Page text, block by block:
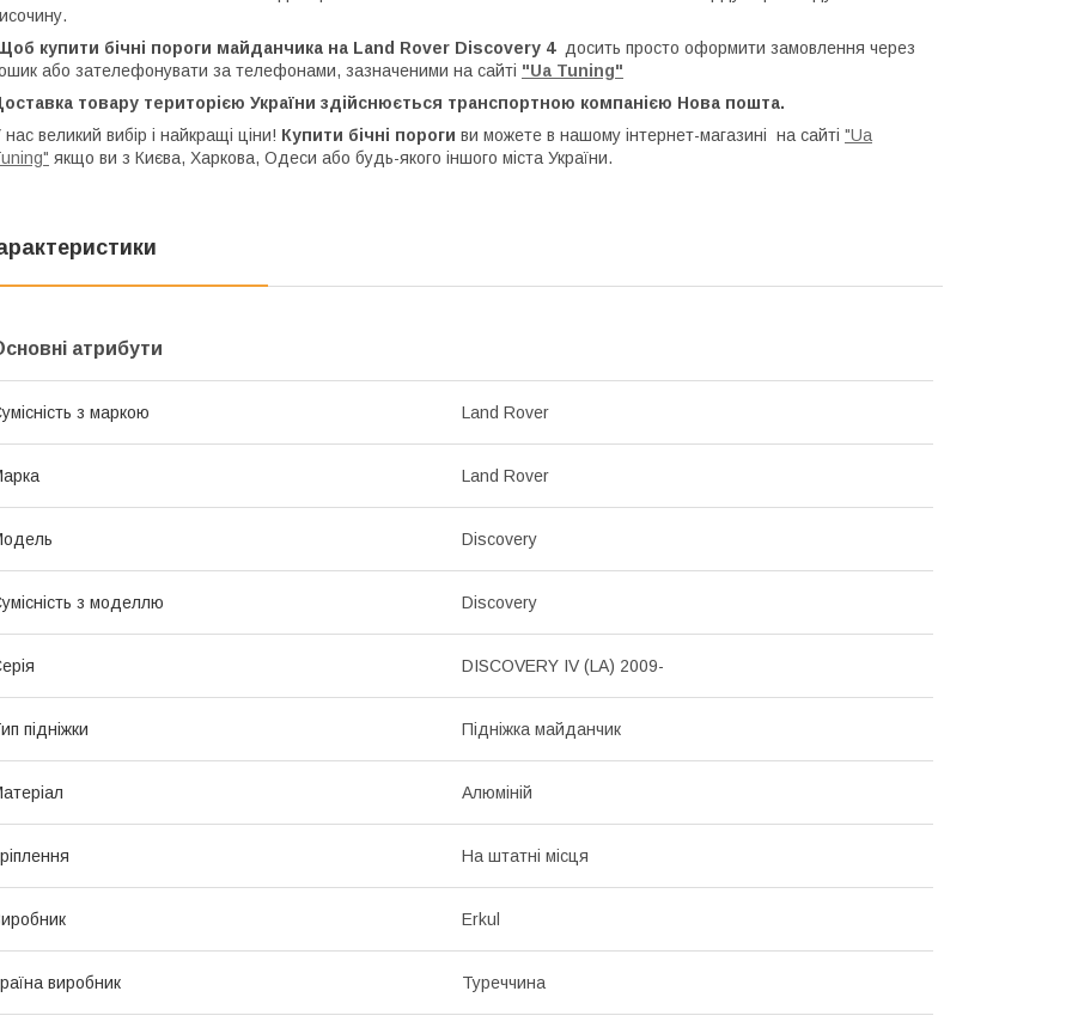
купити бічні пороги майданчика на Land Rover Discovery 4 досить просто оформити замовлення через
або зателефонувати за телефонами, зазначеними на сайті "Ua Tuning"
товару територією України здійснюється транспортною компанією Нова пошта.
нас великий вибір і найкращі ціни! Купити бічні пороги ви можете в нашому інтернет-магазині на сайті "Ua
якщо ви з Києва, Харкова, Одеси або будь-якого іншого міста України.
атрибути
з маркою Land Rover
Land Rover
Discovery
з моделлю Discovery
DISCOVERY IV (LA) 2009-
підніжки Підніжка майданчик
Алюміній
На штатні місця
Erkul
виробник Туреччина